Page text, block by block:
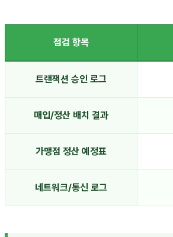
점검 항목
트랜잭션 승인 로그
매입/정산 배치 결과
가맹점 정산 예정표
네트워크/통신 로그